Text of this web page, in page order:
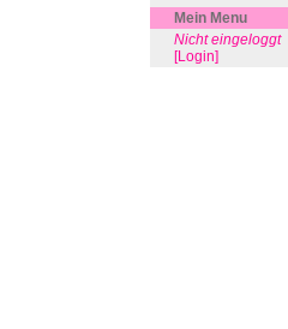
Mein Menu
Nicht eingeloggt
[Login]